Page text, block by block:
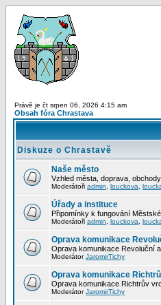
Právě je čt srpen 06, 2026 4:15 am
Obsah fóra Chrastava
Diskuze o Chrastavě
Naše město
Vzhled města, doprava,
Moderátoři admin louckova
Úřady a instituce
Připomínky k fungování
Moderátoři admin louckova
Oprava komunikace
Oprava komunikace Revoluční
ModerátorJaromirTichy
Oprava komunikace
Oprava komunikace Richtrův
ModerátorJaromirTichy